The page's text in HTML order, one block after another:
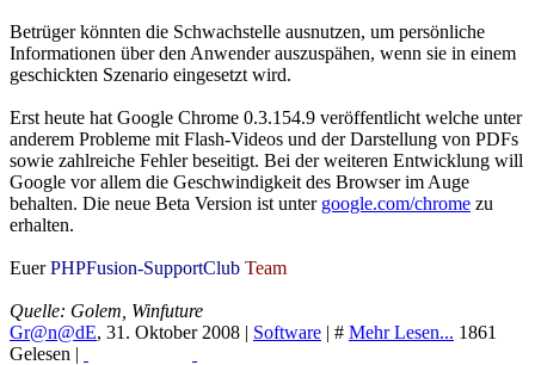
Betrüger könnten die Schwachstelle ausnutzen, um persönliche
Informationen über den Anwender auszuspähen, wenn sie in einem
geschickten Szenario eingesetzt wird.
Erst heute hat Google Chrome 0.3.154.9 veröffentlicht welche unter
anderem Probleme mit Flash-Videos und der Darstellung von PDFs
sowie zahlreiche Fehler beseitigt. Bei der weiteren Entwicklung will
Google vor allem die Geschwindigkeit des Browser im Auge
behalten. Die neue Beta Version ist unter google.com/chrome zu
erhalten.
EuerPHPFusion-SupportClub Team
Quelle: Golem, Winfuture
Gr@n@dE, 31. Oktober 2008 | Software | # Mehr Lesen... 1861
Gelesen |